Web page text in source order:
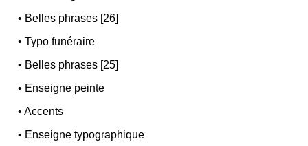
• Belles phrases [26]
•Typo funéraire
• Belles phrases [25]
• Enseigne peinte
•Accents
• Enseigne typographique